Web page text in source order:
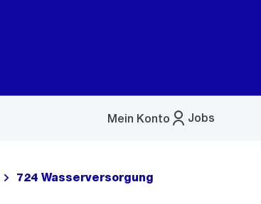
Jobs
Mein Konto
Menü
724 Wasserversorgung